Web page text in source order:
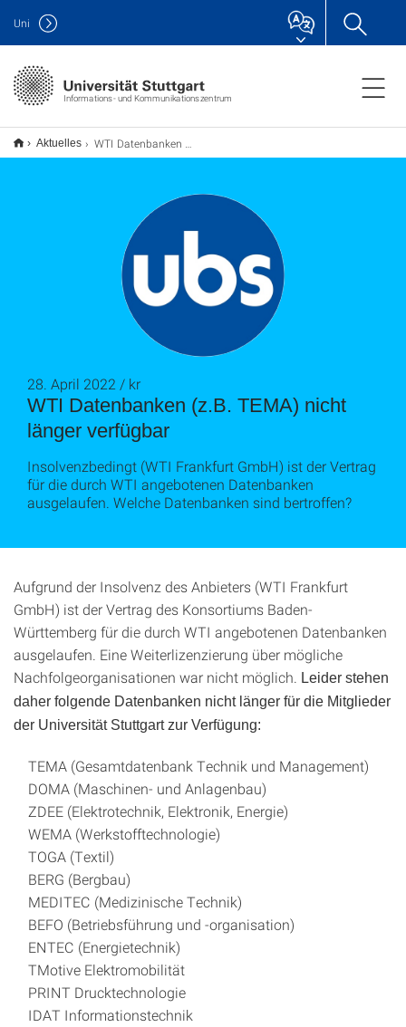
Informations- und Kommunikationszentrum
Uni
Aktuelles WTI Datenbanken (z.B. TEMA) nicht länger verfügbar
WTI Datenbanken (z.B. TEMA) nicht
länger verfügbar
28. April 2022 / kr
Insolvenzbedingt (WTI Frankfurt GmbH) ist der Vertrag
für die durch WTI angebotenen Datenbanken
ausgelaufen. Welche Datenbanken sind bertroffen?
Aufgrund der Insolvenz des Anbieters (WTI Frankfurt
GmbH) ist der Vertrag des Konsortiums Baden-
Württemberg für die durch WTI angebotenen Datenbanken
ausgelaufen. Eine Weiterlizenzierung über mögliche
Nachfolgeorganisationen war nicht möglich.
Leider stehen
daher folgende Datenbanken nicht länger für die Mitglieder
der Universität Stuttgart zur Verfügung:
TEMA (Gesamtdatenbank Technik und Management)
DOMA (Maschinen- und Anlagenbau)
ZDEE (Elektrotechnik, Elektronik, Energie)
WEMA (Werkstofftechnologie)
TOGA (Textil)
BERG (Bergbau)
MEDITEC (Medizinische Technik)
BEFO (Betriebsführung und -organisation)
ENTEC (Energietechnik)
TMotive Elektromobilität
PRINT Drucktechnologie
IDAT Informationstechnik